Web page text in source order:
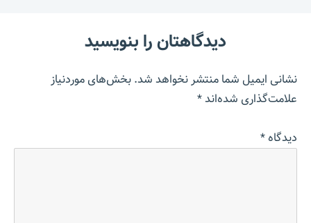
دیدگاهتان را بنویسید
نشانی ایمیل شما منتشر نخواهد شد.بخش‌های موردنیاز
علامت‌گذاری شده‌اند*
دیدگاه*